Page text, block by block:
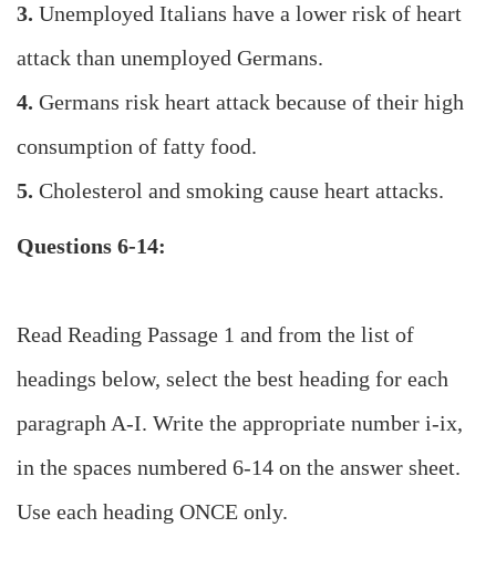
3. Unemployed Italians have a lower risk of heart
attack than unemployed Germans.
4. Germans risk heart attack because of their high
consumption of fatty food.
5. Cholesterol and smoking cause heart attacks.
Questions 6-14:
Read Reading Passage 1 and from the list of
headings below, select the best heading for each
paragraph A-I. Write the appropriate number i-ix,
in the spaces numbered 6-14 on the answer sheet.
Use each heading ONCE only.